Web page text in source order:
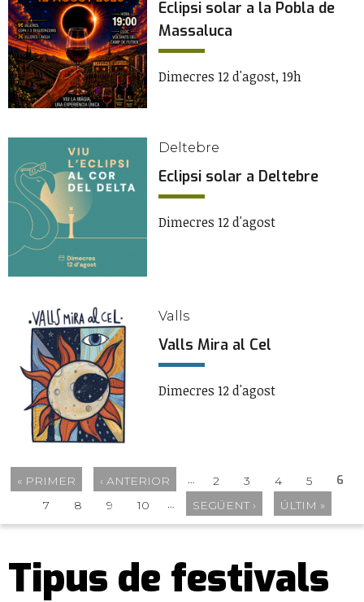
Eclipsi solar a la Pobla de
Massaluca
Dimecres 12 d'agost, 19h
Deltebre
Eclipsi solar a Deltebre
Dimecres 12 d'agost
Valls
Valls Mira al Cel
Dimecres 12 d'agost
Pàgines
« PRIMER ‹ ANTERIOR … 2 3 4 5 6
7 8 9 10 … SEGÜENT › ÚLTIM »
Tipus de festivals